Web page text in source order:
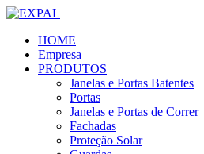
HOME
Empresa
PRODUTOS
Janelas e Portas Batentes
Portas
Janelas e Portas de Correr
Fachadas
Proteção Solar